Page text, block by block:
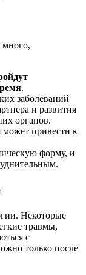
много,
.
заболеваний
и развития
органов.
может привести к
форму, и
Некоторые
травмы,
с
только после